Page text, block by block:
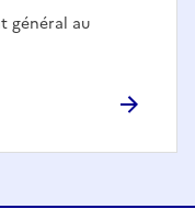
général au